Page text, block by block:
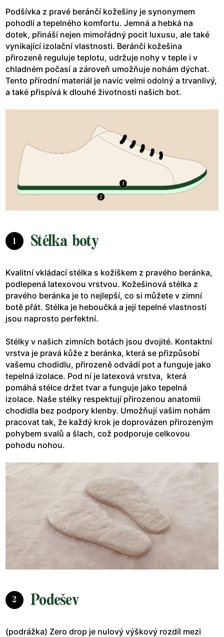
Podšívka z pravé beránčí kožešiny je synonymem
pohodlí a tepelného komfortu. Jemná a hebká na
dotek, přináší nejen mimořádný pocit luxusu, ale také
vynikající izolační vlastnosti. Beránčí kožešina
přirozeně reguluje teplotu, udržuje nohy v teple i v
chladném počasí a zároveň umožňuje nohám dýchat.
Tento přírodní materiál je navíc velmi odolný a trvanlivý,
a také přispívá k dlouhé životnosti našich bot.
1 Stélka boty
Kvalitní vkládací stélka s kožíškem z pravého beránka,
podlepená latexovou vrstvou. Kožešinová stélka z
pravého beránka je to nejlepší, co si můžete v zimní
botě přát. Stélka je heboučká a její tepelné vlastnosti
jsou naprosto perfektní.
Stélky v našich zimních botách jsou dvojité. Kontaktní
vrstva je pravá kůže z beránka, která se přizpůsobí
vašemu chodidlu, přirozeně odvádí pot a funguje jako
tepelná izolace. Pod ní je latexová vrstva, která
pomáhá stélce držet tvar a funguje jako tepelná
izolace. Naše stélky respektují přirozenou anatomii
chodidla bez podpory klenby. Umožňují vašim nohám
pracovat tak, že každý krok je doprovázen přirozeným
pohybem svalů a šlach, což podporuje celkovou
pohodu nohou.
2 Podešev
(podrážka) Zero drop je nulový výškový rozdíl mezi